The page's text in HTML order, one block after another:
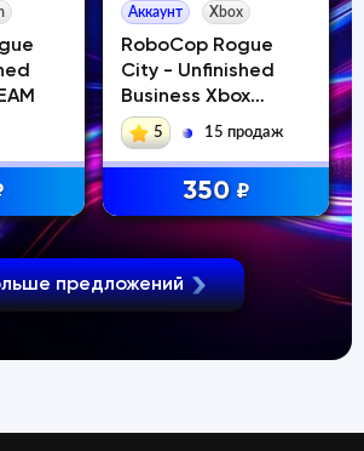
Аккаунт Xbox
RoboCop Rogue
City - Unfinished
Business Xbox
Series XS
5 15 продаж
350 ₽
предложений